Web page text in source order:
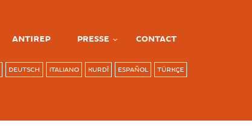
ANTIREP PRESSE CONTACT
DEUTSCH ITALIANO KURDÎ ESPAÑOL TÜRKÇE